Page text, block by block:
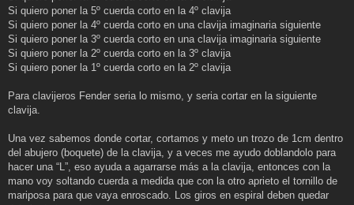
Si quiero poner la 5º cuerda corto en la 4º clavija
Si quiero poner la 4º cuerda corto en una clavija imaginaria siguiente
Si quiero poner la 3º cuerda corto en una clavija imaginaria siguiente
Si quiero poner la 2º cuerda corto en la 3º clavija
Si quiero poner la 1º cuerda corto en la 2º clavija
Para clavijeros Fender seria lo mismo, y seria cortar en la siguiente
clavija.
Una vez sabemos donde cortar, cortamos y meto un trozo de 1cm dentro
del abujero (boquete) de la clavija, y a veces me ayudo doblandolo para
hacer una “L”, eso ayuda a agarrarse más a la clavija, entonces con la
mano voy soltando cuerda a medida que con la otro aprieto el tornillo de
mariposa para que vaya enroscado. Los giros en espiral deben quedar